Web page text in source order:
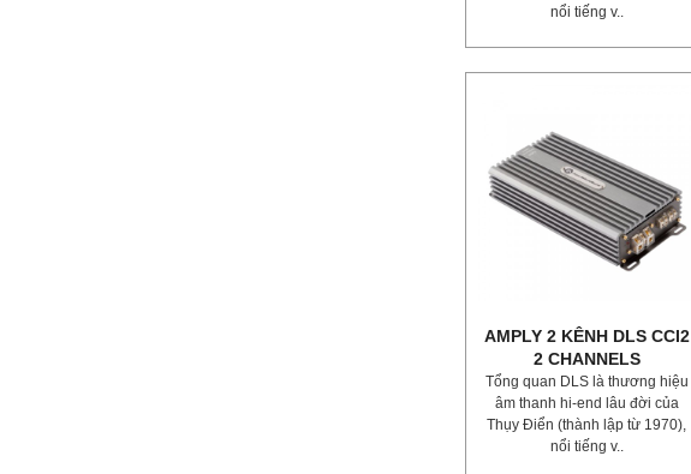
nổi tiếng v..
AMPLY 2 KÊNH DLS CCI2
2 CHANNELS
Tổng quan DLS là thương hiệu
âm thanh hi-end lâu đời của
Thụy Điển (thành lập từ 1970),
nổi tiếng v..